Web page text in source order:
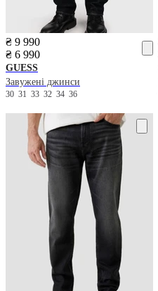
₴ 9 990
₴ 6 990
GUESS
Завужені джинси
30 31 33 32 34 36